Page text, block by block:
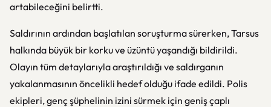
artabileceğini belirtti.
Saldırının ardından başlatılan soruşturma sürerken, Tarsus
halkında büyük bir korku ve üzüntü yaşandığı bildirildi.
Olayın tüm detaylarıyla araştırıldığı ve saldırganın
yakalanmasının öncelikli hedef olduğu ifade edildi. Polis
ekipleri, genç şüphelinin izini sürmek için geniş çaplı